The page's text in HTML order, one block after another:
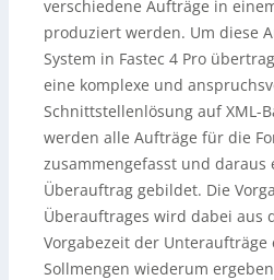
verschiedene Aufträge in
produziert werden. Um diese
System in Fastec 4 Pro
eine komplexe und
Schnittstellenlösung auf XML-
werden alle Aufträge für die
zusammengefasst und daraus
Überauftrag gebildet. Die
Überauftrages wird dabei aus
Vorgabezeit der
Sollmengen wiederum